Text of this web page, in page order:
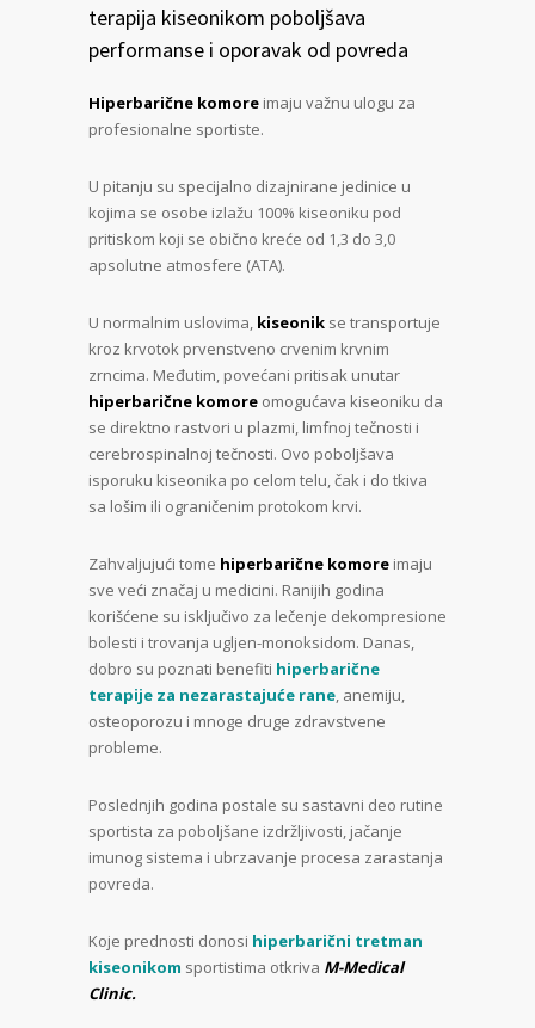
terapija kiseonikom poboljšava
performanse i oporavak od povreda
Hiperbarične komore imaju važnu ulogu za
profesionalne sportiste.
U pitanju su specijalno dizajnirane jedinice u
kojima se osobe izlažu 100% kiseoniku pod
pritiskom koji se obično kreće od 1,3 do 3,0
apsolutne atmosfere (ATA).
U normalnim uslovima, kiseonik se transportuje
kroz krvotok prvenstveno crvenim krvnim
zrncima. Međutim, povećani pritisak unutar
hiperbarične komore omogućava kiseoniku da
se direktno rastvori u plazmi, limfnoj tečnosti i
cerebrospinalnoj tečnosti. Ovo poboljšava
isporuku kiseonika po celom telu, čak i do tkiva
sa lošim ili ograničenim protokom krvi.
Zahvaljujući tome hiperbarične komore imaju
sve veći značaj u medicini. Ranijih godina
korišćene su isključivo za lečenje dekompresione
bolesti i trovanja ugljen-monoksidom. Danas,
dobro su poznati benefiti hiperbarične
terapije za nezarastajuće rane, anemiju,
osteoporozu i mnoge druge zdravstvene
probleme.
Poslednjih godina postale su sastavni deo rutine
sportista za poboljšane izdržljivosti, jačanje
imunog sistema i ubrzavanje procesa zarastanja
povreda.
Koje prednosti donosi hiperbarični tretman
kiseonikom sportistima otkriva M-Medical
Clinic.